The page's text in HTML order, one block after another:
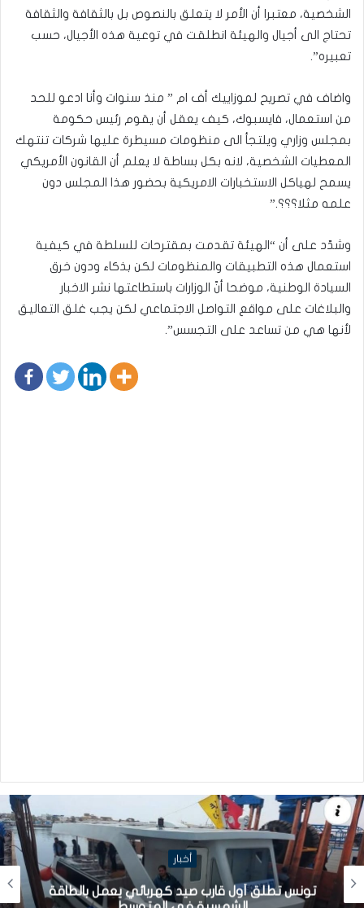
الشخصية، معتبرا أن الأمر لا يتعلق بالنصوص بل بالثقافة والثقافة
تحتاج الى أجيال والهيئة انطلقت في توعية هذه الأجيال، حسب
تعبيره”.
واضاف في تصريح لموزاييك أف ام ” منذ سنوات وأنا ادعو للحد
من استعمال، فايسبوك، كيف يعقل أن يقوم رئيس حكومة
بمجلس وزاري ويلتجأ الى منظومات مسيطرة عليها شركات تنتهك
المعطيات الشخصية، لانه بكل بساطة لا يعلم أن القانون الأمريكي
يسمح لهياكل الاستخبارات الامريكية بحضور هذا المجلس دون
علمه مثلا؟؟؟.”
وشدّد على أن “الهيئة تقدمت بمقترحات للسلطة في كيفية
استعمال هذه التطبيقات والمنظومات لكن بذكاء ودون خرق
السيادة الوطنية، موضحا أنّ الوزارات باستطاعتها نشر الاخبار
والبلاغات على مواقع التواصل الاجتماعي لكن يجب غلق التعاليق
لأنها هي من تساعد على التجسس”.
أخبار
تونس تطلق أول قارب صيد كهربائي يعمل بالطاقة